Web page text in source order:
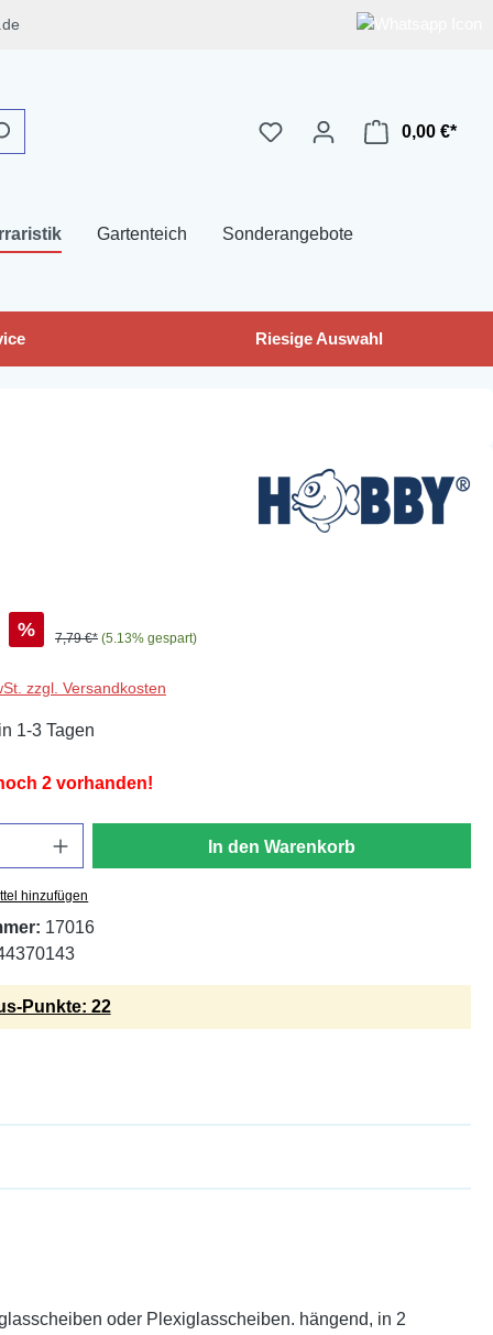
0,00 €*
Gartenteich Sonderangebote
Riesige Auswahl
% 7,79 €* (5.13% gespart)
zzgl. Versandkosten
1-3 Tagen
2 vorhanden!
In den Warenkorb
hinzufügen
17016
Punkte: 22
oder Plexiglasscheiben. hängend, in 2